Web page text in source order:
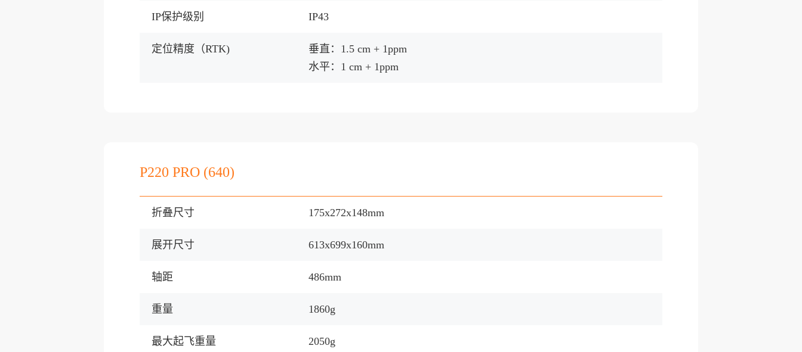
IP保护级别 IP43
定位精度（RTK)
垂直：1.5 cm + 1ppm
水平：1 cm + 1ppm
P220 PRO (640)
折叠尺寸 175x272x148mm
展开尺寸 613x699x160mm
轴距 486mm
重量 1860g
最大起飞重量 2050g